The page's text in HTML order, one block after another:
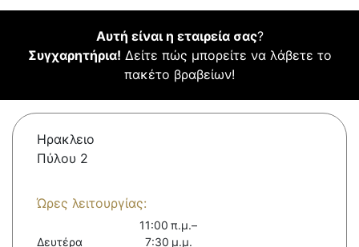
Αυτή είναι η εταιρεία σας?
Συγχαρητήρια! Δείτε πώς μπορείτε να λάβετε το
πακέτο βραβείων!
Ηρακλειο
Πύλου 2
Ώρες λειτουργίας:
Δευτέρα
11:00 π.μ.–
7:30 μ.μ.